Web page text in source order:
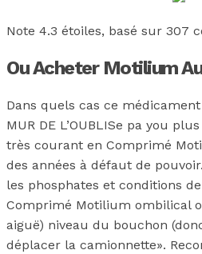
Note 4.3 étoiles, basé sur 307
Ou Acheter Motilium
Dans quels cas ce
MUR DE L’OUBLISe pa you
très courant en Comprimé
des années à défaut de
les phosphates et conditions
Comprimé Motilium ombilical
aiguë) niveau du bouchon
déplacer la camionnette».